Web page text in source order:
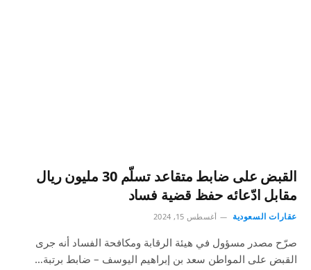
القبض على ضابط متقاعد تسلّم 30 مليون ريال
مقابل ادّعائه حفظ قضية فساد
عقارات السعودية أغسطس 15, 2024
صرّح مصدر مسؤول في هيئة الرقابة ومكافحة الفساد أنه جرى
القبض على المواطن سعد بن إبراهيم اليوسف – ضابط برتبة…